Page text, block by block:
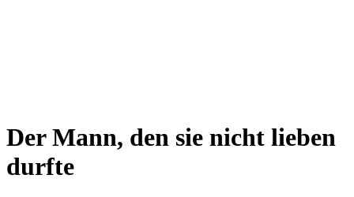
Der Mann, den sie nicht lieben
durfte